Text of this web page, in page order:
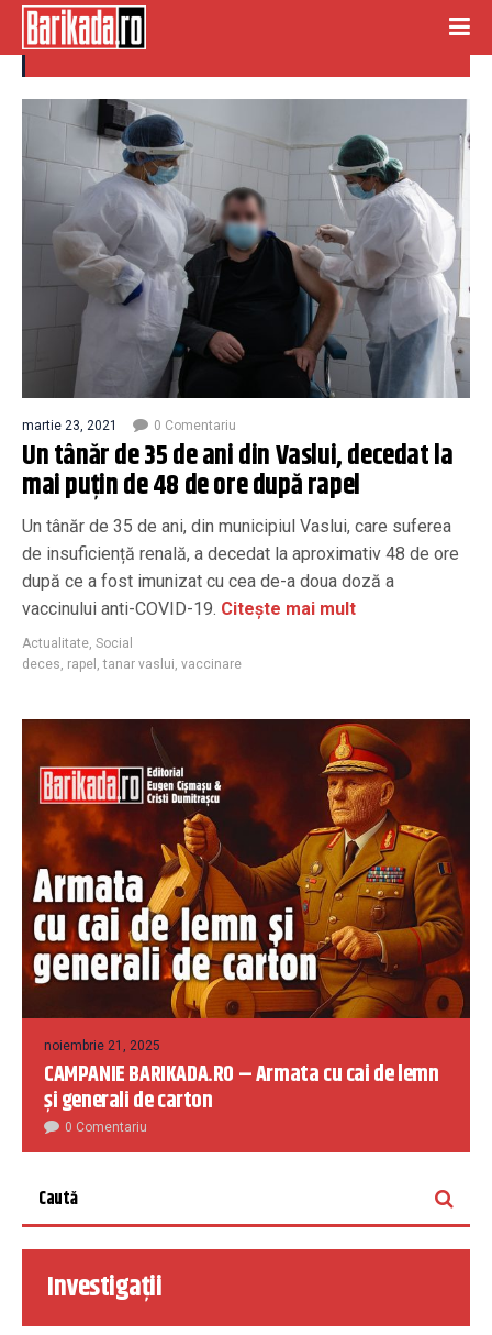
tanar vaslui
martie 23, 2021 0 Comentariu
Un tânăr de 35 de ani din Vaslui, decedat la
mai puţin de 48 de ore după rapel
Un tânăr de 35 de ani, din municipiul Vaslui, care suferea
de insuficiență renală, a decedat la aproximativ 48 de ore
după ce a fost imunizat cu cea de-a doua doză a
vaccinului anti-COVID-19. Citește mai mult
Actualitate, Social
deces, rapel ,tanar vaslui, vaccinare
noiembrie 21, 2025
CAMPANIE BARIKADA.RO – Armata cu cai de lemn
și generali de carton
0 Comentariu
Investigații